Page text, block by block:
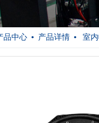
品中心 产品详情 室